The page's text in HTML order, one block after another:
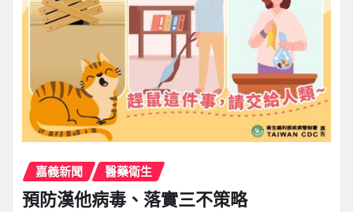
嘉義新聞 醫藥衛生
預防漢他病毒、落實三不策略